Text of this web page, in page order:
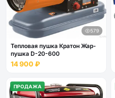
579
Тепловая пушка Кратон Жар-
пушка D-20-600
14 900 ₽
ПРОДАЖА